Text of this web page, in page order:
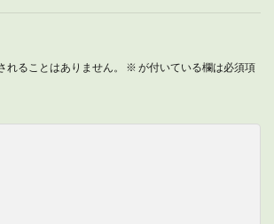
れることはありません。 ※ が付いている欄は必須項